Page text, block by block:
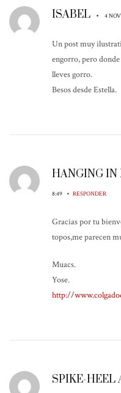
ISABEL • 4
Un post muy
engorro, pero
lleves gorro.
Besos desde Estella.
HANGING IN
8:49 • RESPONDER
Gracias por tu
topos,me parecen
Muacs.
Yose.
http://
SPIKE-HEEL